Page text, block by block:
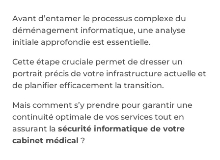
Avant d’entamer le processus complexe du
déménagement informatique, une analyse
initiale approfondie est essentielle.
Cette étape cruciale permet de dresser un
portrait précis de votre infrastructure actuelle et
de planifier efficacement la transition.
Mais comment s’y prendre pour garantir une
continuité optimale de vos services tout en
assurant la sécurité informatique de votre
cabinet médical ?